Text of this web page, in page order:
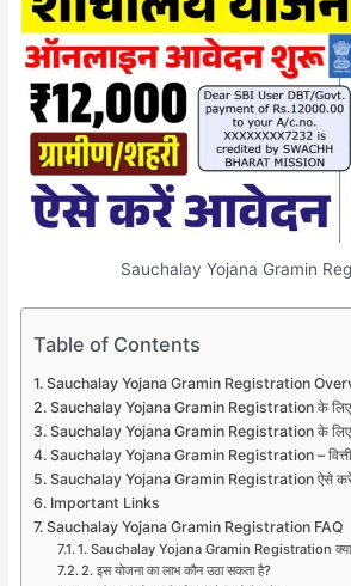
Sauchalay Yojana Gramin
Table of Contents
Sauchalay Yojana Gramin Registration
Sauchalay Yojana Gramin Registration के लिए
Sauchalay Yojana Gramin Registration के लिए
Sauchalay Yojana Gramin Registration –
Sauchalay Yojana Gramin Registration ऐसे
Important Links
Sauchalay Yojana Gramin Registration FAQ
1. Sauchalay Yojana Gramin Registration
2. इस योजना का लाभ कौन उठा सकता है?